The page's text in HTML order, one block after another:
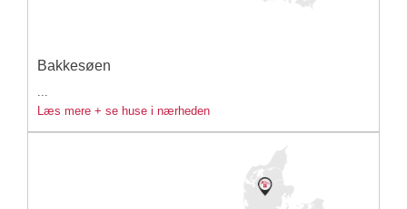
Bakkesøen
...
Læs mere + se huse i nærheden